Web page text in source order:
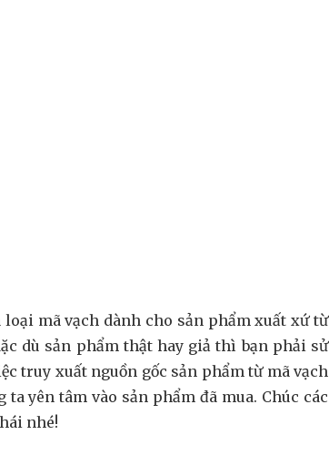
mã vạch dành cho sản phẩm xuất xứ từ
dù sản phẩm thật hay giả thì bạn phải sử
truy xuất nguồn gốc sản phẩm từ mã vạch
yên tâm vào sản phẩm đã mua. Chúc các
nhé!